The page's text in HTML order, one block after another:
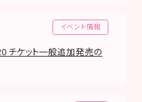
イベント情報
チケット一般追加発売の